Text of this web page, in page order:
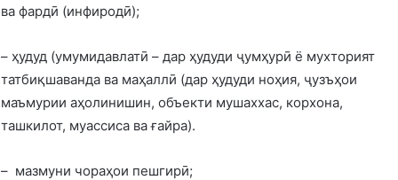
ва фардӣ (инфиродӣ);
– ҳудуд (умумидавлатӣ – дар ҳудуди ҷумҳурӣ ё мухторият
татбиқшаванда ва маҳаллӣ (дар ҳудуди ноҳия, ҷузъҳои
маъмурии аҳолинишин, объекти мушаххас, корхона,
ташкилот, муассиса ва ғайра).
– мазмуни чораҳои пешгирӣ;